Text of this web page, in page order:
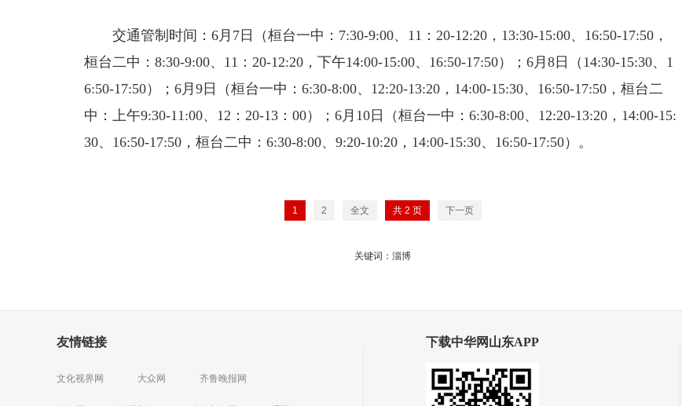
交通管制时间：6月7日（桓台一中：7:30-9:00、11：20-12:20，13:30-15:00、16:50-17:50，
桓台二中：8:30-9:00、11：20-12:20，下午14:00-15:00、16:50-17:50）；6月8日（14:30-15:30、1
6:50-17:50）；6月9日（桓台一中：6:30-8:00、12:20-13:20，14:00-15:30、16:50-17:50，桓台二
中：上午9:30-11:00、12：20-13：00）；6月10日（桓台一中：6:30-8:00、12:20-13:20，14:00-15:
30、16:50-17:50，桓台二中：6:30-8:00、9:20-10:20，14:00-15:30、16:50-17:50）。
1 2 全文 共2 页 下一页
关键词：淄博
友情链接
文化视界网 大众网 齐鲁晚报网
下载中华网山东APP